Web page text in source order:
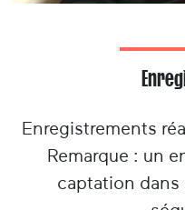
Enregistrements
Remarque : un
captation dans